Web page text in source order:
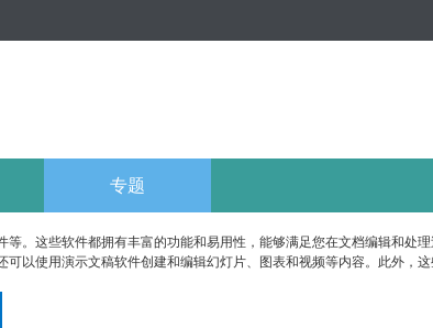
专题
。这些软件都拥有丰富的功能和易用性，能够满足您在文档编辑和处
以使用演示文稿软件创建和编辑幻灯片、图表和视频等内容。此外，